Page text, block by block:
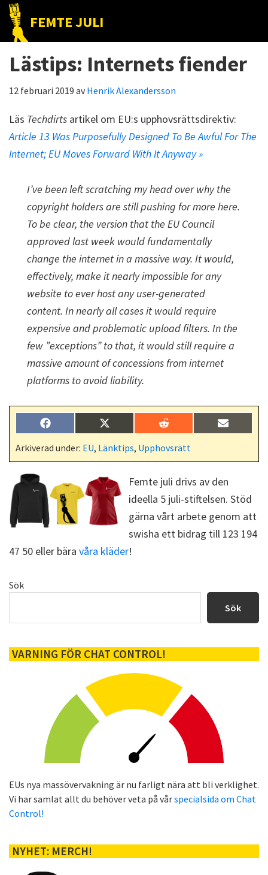
Hoppa
huvudnavigering
Hoppa
huvudinnehåll
Hoppa
det
primära
FEMTE JULI
Nätet
till
folket!
Lästips: Internets fiender
12 februari 2019 avHenrik Alexandersson
Läs Techdirts artikel om EU:s upphovsrättsdirektiv:
Article 13 Was Purposefully Designed To Be Awful For The
Internet; EU Moves Forward With It Anyway »
I’ve been left scratching my head over why the
copyright holders are still pushing for more here.
To be clear, the version that the EU Council
approved last week would fundamentally
change the internet in a massive way. It would,
effectively, make it nearly impossible for any
website to ever host any user-generated
content. In nearly all cases it would require
expensive and problematic upload filters. In the
few ”exceptions” to that, it would still require a
massive amount of concessions from internet
platforms to avoid liability.
Dela
på
F
a
c
b
o
k
Dela
på
X
(
T
i
t
t
e
r
)
Dela
på
R
e
d
i
t
Dela
på
E
-
s
Arkiverad under: EU, Länktips, Upphovsrätt
Femte juli drivs av den
ideella 5 juli-stiftelsen. Stöd
gärna vårt arbete genom att
swisha ett bidrag till 123 194
47 50 eller bära våra kläder!
Primärt
Sök
Sök
VARNING FÖR CHAT CONTROL!
EUs nya massövervakning är nu farligt nära att bli verklighet.
Vi har samlat allt du behöver veta på vårspecialsida om Chat
Control!
NYHET: MERCH!